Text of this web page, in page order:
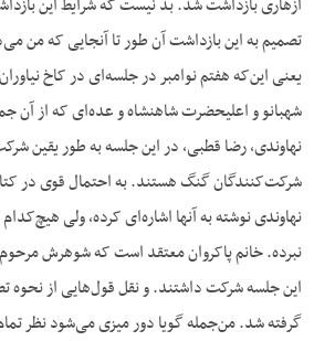
تصمیم به این بازداشت آن طور تا آنجایی که من
یعنی این‌که هفتم نوامبر در جلسه‌ای در کاخ
شهبانو و اعلیحضرت شاهنشاه و عده‌ای که از آن
نهاوندی، رضا قطبی، در این جلسه به طور یقین
شرکت‌کنندگان گنگ هستند. به احتمال قوی در
نهاوندی نوشته به آنها اشاره‌ای کرده، ولی
نبرده. خانم پاکروان معتقد است که شوهرش مرحوم
این جلسه شرکت داشتند. و نقل قول‌هایی از نحوه
گرفته شد. من‌جمله گویا دور میزی می‌شود نظر